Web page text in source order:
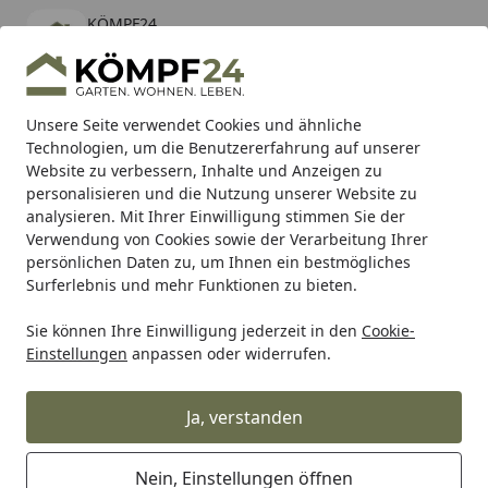
Unsere Seite verwendet Cookies und ähnliche
Technologien, um die Benutzererfahrung auf unserer
Website zu verbessern, Inhalte und Anzeigen zu
personalisieren und die Nutzung unserer Website zu
analysieren. Mit Ihrer Einwilligung stimmen Sie der
Verwendung von Cookies sowie der Verarbeitung Ihrer
persönlichen Daten zu, um Ihnen ein bestmögliches
Surferlebnis und mehr Funktionen zu bieten.
Sie können Ihre Einwilligung jederzeit in den Cookie-
Einstellungen anpassen oder widerrufen.
Ja, verstanden
Nein, Einstellungen öffnen
KÖMPF24
kostenlos - Im App Store
Hotline
Alle Produkte
Mein Konto
Suchen
Karibu Pools inkl. gratis Sandfilteranlage & Pool-
Starterset (Gesamtwert bis 468,99€)
Startseite
Messner Schaumsprudler
Messner Schaumsprudler
Ihre Artikelübersicht